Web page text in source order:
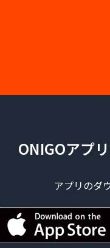
ONIGOアプ
アプリのダ